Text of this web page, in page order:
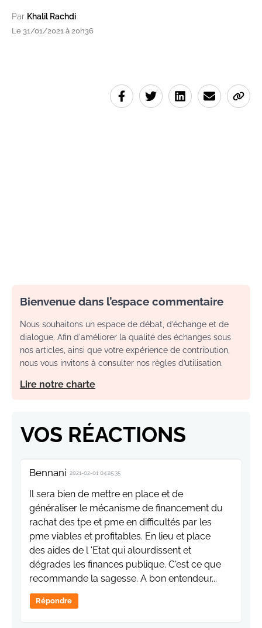
Par Khalil Rachdi
Le 31/01/2021 à 20h36
Bienvenue dans l’espace commentaire
Nous souhaitons un espace de débat, d’échange et de
dialogue. Afin d'améliorer la qualité des échanges sous
nos articles, ainsi que votre expérience de contribution,
nous vous invitons à consulter nos règles d’utilisation.
Lire notre charte
VOS RÉACTIONS
Bennani 2021-02-01 04:25:35
Il sera bien de mettre en place et de
généraliser le mécanisme de financement du
rachat des tpe et pme en difficultés par les
pme viables et profitables. En lieu et place
des aides de l 'Etat qui alourdissent et
dégrades les finances publique. C'est ce que
recommande la sagesse. A bon entendeur...
Répondre